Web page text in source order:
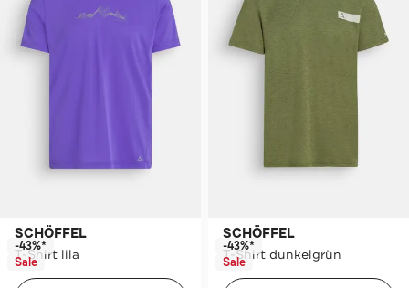
SCHÖFFEL
T-Shirt lila
-43%*
Sale
SCHÖFFEL
T-Shirt dunkelgrün
-43%*
Sale